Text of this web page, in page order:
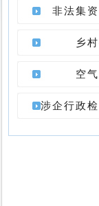
非法集
乡
空
涉企行政